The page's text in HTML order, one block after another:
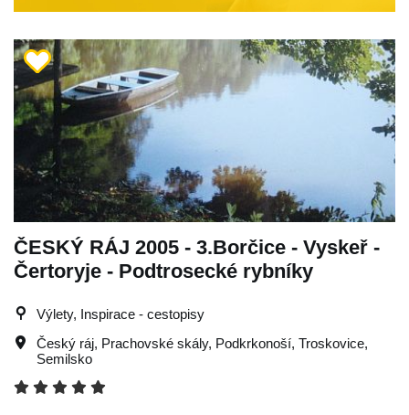
ČESKÝ RÁJ 2005 - 3.Borčice - Vyskeř -
Čertoryje - Podtrosecké rybníky
Výlety, Inspirace - cestopisy
Český ráj, Prachovské skály, Podkrkonoší, Troskovice,
Semilsko